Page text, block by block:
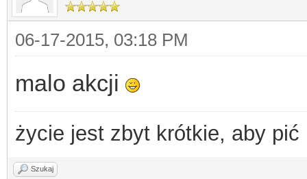
06-17-2015, 03:18 PM
malo akcji
życie jest zbyt krótkie, aby
Szukaj